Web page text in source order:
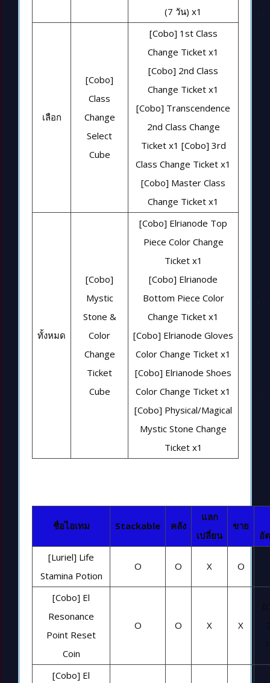
(7 วัน) x1
เลือก
[Cobo]
Class
Change
Select
Cube
[Cobo] 1st Class
Change Ticket x1
[Cobo] 2nd Class
Change Ticket x1
[Cobo] Transcendence
2nd Class Change
Ticket x1 [Cobo] 3rd
Class Change Ticket x1
[Cobo] Master Class
Change Ticket x1
ทั้งหมด
[Cobo]
Mystic
Stone &
Color
Change
Ticket
Cube
[Cobo] Elrianode Top
Piece Color Change
Ticket x1
[Cobo] Elrianode
Bottom Piece Color
Change Ticket x1
[Cobo] Elrianode Gloves
Color Change Ticket x1
[Cobo] Elrianode Shoes
Color Change Ticket x1
[Cobo] Physical/Magical
Mystic Stone Change
Ticket x1
ชื่อไอเทม Stackable คลัง
แลก
เปลี่ยน
ขาย
อั
[Luriel] Life
Stamina Potion
O O X O
[Cobo] El
Resonance
Point Reset
Coin
O O X X
[Cobo] El